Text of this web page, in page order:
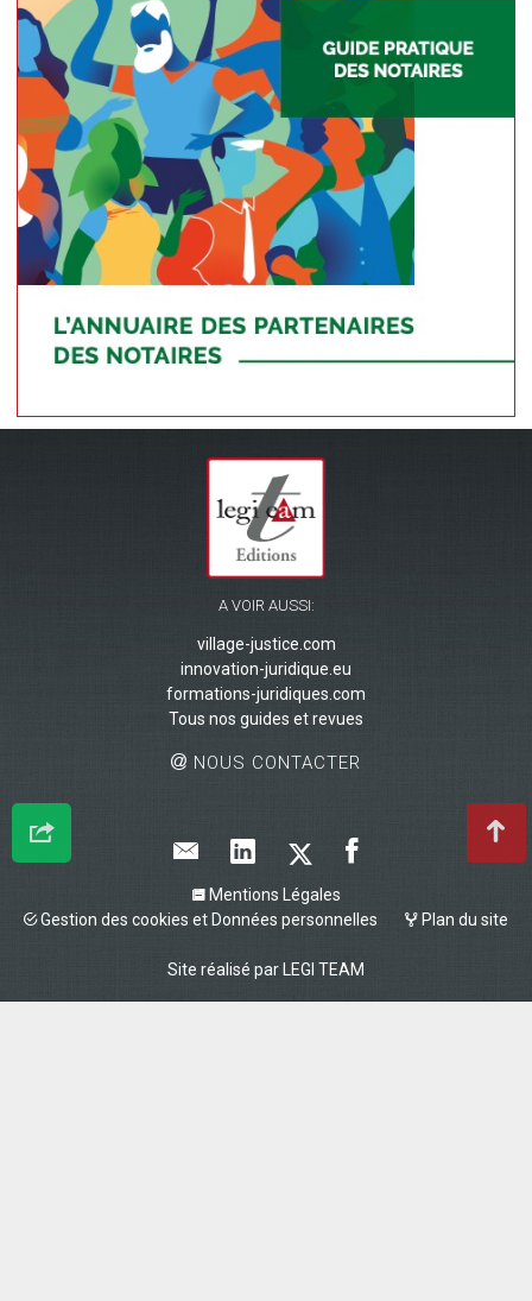
A VOIR AUSSI:
village-justice.com
innovation-juridique.eu
formations-juridiques.com
Tous nos guides et revues
NOUS CONTACTER
Mentions Légales
Gestion des cookies et Données personnelles
Plan du site
Site réalisé par LEGI TEAM